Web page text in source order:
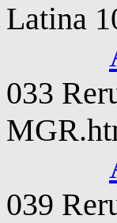
Latina
033
039